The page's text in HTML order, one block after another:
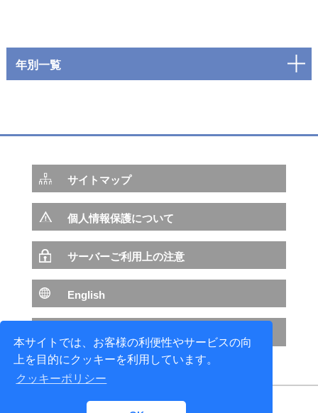
本サイトでは、お客様の利便性やサービスの向
上を目的にクッキーを利用しています。
クッキーポリシー
年別一覧
サイトマップ
個人情報保護について
サーバーご利用上の注意
English